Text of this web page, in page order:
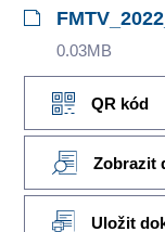
0.03MB
QR kód
Zobrazit
Uložit